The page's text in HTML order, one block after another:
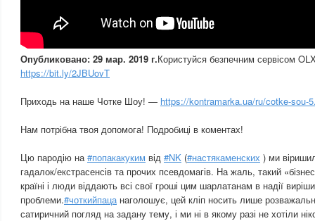
Опубликовано: 29 мар. 2019 г.Користуйся безпечним сервісом
https://bit.ly/2JBUovT
Приходь на наше Чотке Шоу! — https://kontramarka.ua/ru/cotke-sou-
Нам потрібна твоя допомога! Подробиці в коментах!
Цю пародію на#попакакуким від #NK (#настякаменских ) ми
гадалок/екстрасенсів та прочих псевдомагів. На жаль, такий
країні і люди віддають всі свої гроші цим шарлатанам в надії
проблеми.#чоткийпацанаголошує, цей кліп носить лише
сатиричний погляд на задану тему, і ми ні в якому разі не хотіли